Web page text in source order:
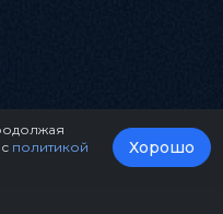
политикой
Хорошо